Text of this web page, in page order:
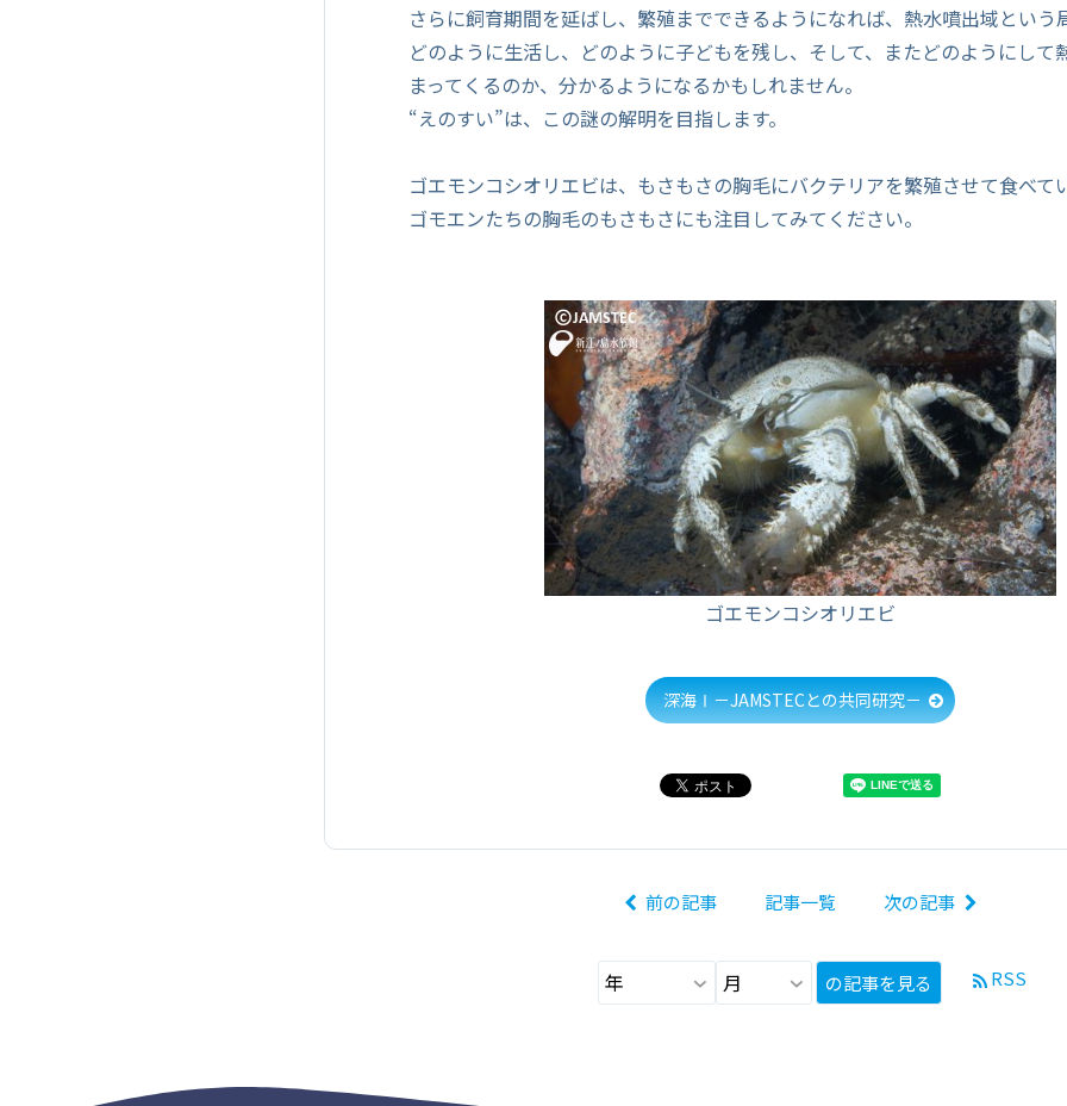
さらに飼育期間を延ばし、繁殖までできるようになれば、熱水噴出域という
どのように生活し、どのように子どもを残し、そして、またどのようにして
まってくるのか、分かるようになるかもしれません。
“えのすい”は、この謎の解明を目指します。
ゴエモンコシオリエビは、もさもさの胸毛にバクテリアを繁殖させて食べて
ゴモエンたちの胸毛のもさもさにも注目してみてください。
ゴエモンコシオリエビ
深海Ⅰ－JAMSTECとの共同研究－
前の記事 記事一覧 次の記事
の記事を見る RSS